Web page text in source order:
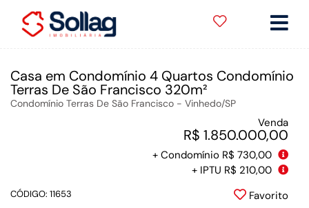
Casa em Condomínio 4 Quartos Condomínio
Terras De São Francisco 320m²
Condomínio Terras De São Francisco - Vinhedo/SP
Venda
R$ 1.850.000,00
+ Condomínio R$ 730,00
+ IPTU R$ 210,00
CÓDIGO: 11653 Favorito